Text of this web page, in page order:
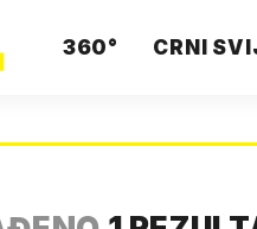
360° CRNI